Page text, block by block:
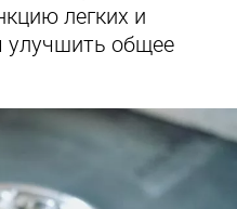
легких и
улучшить общее